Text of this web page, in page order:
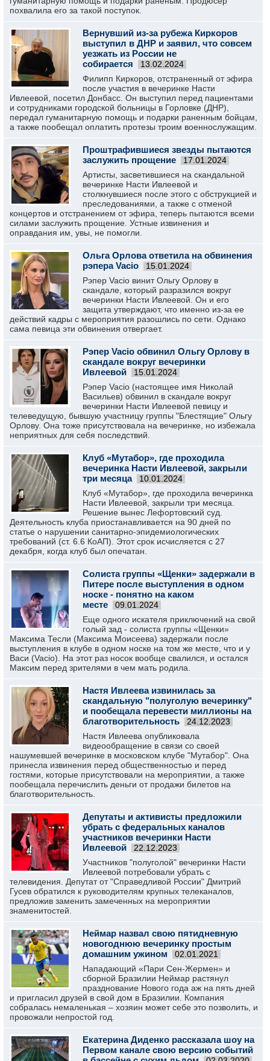
похвалила его за такой поступок.
Вернувший из-за рубежа Киркоров
выступил в ДНР и заявил, что совсем
уезжать из России не
собирается
13.02.2024
Филипп Киркоров, отстраненный от эфира
после участия в вечеринке Насти
Ивлеевой, посетил Донбасс. Он выступил перед пациентами
и сотрудниками городской больницы в Горловке (ДНР),
передал гуманитарную помощь и подарки раненным бойцам,
а также пообещал оплатить протезы троим военнослужащим.
Проштрафившиеся звезды пытаются
заслужить прощение
17.01.2024
Артисты, засветившиеся на скандальной
вечеринке Насти Ивлеевой и
столкнувшиеся после этого с обструкцией и
преследованиями, а также с отменой
концертов и отстранением от эфира, теперь пытаются всеми
силами заслужить прощение. Устные извинения и
оправдания им, увы, не помогли.
Ольга Орлова ответила на обвинения
рэпера Vacio
15.01.2024
Рэпер Vacio винит Ольгу Орлову в
скандале, который разразился вокруг
вечеринки Насти Ивлеевой. Он и его
защита утверждают, что именно из-за ее
действий кадры с мероприятия разошлись по сети. Однако
сама певица эти обвинения отвергает.
Рэпер Vacio обвинил Ольгу Орлову в
скандале вокруг вечеринки
Ивлеевой
15.01.2024
Рэпер Vacio (настоящее имя Николай
Васильев) обвинил в скандале вокруг
вечеринки Насти Ивлеевой певицу и
телеведущую, бывшую участницу группы "Блестящие" Ольгу
Орлову. Она тоже присутствовала на вечеринке, но избежала
неприятных для себя последствий.
Клуб «Мутабор», где проходила
вечеринка Насти Ивлеевой, закрыли
три месяца
10.01.2024
Клуб «Мутабор», где проходила вечеринка
Насти Ивлеевой, закрыли три месяца.
Решение вынес Лефортовский суд.
Деятельность клуба приостанавливается на 90 дней по
статье о нарушении санитарно-эпидемиологических
требований (ст. 6.6 КоАП). Этот срок исчисляется с 27
декабря, когда клуб был опечатан.
Солиста группы «Щенки» задержали в
Питере после выступления в одном
носке - понятно на каком
месте
09.01.2024
Еще одного искателя приключений на свой
голый зад - солиста группы «Щенки»
Максима Тесли (Максима Моисеева) задержали после
выступления в клубе в одном носке на том же месте, что и у
Васи (Vacio). На этот раз носок вообще свалился, и остался
Максим перед зрителями в чем мать родила.
Настя Ивлеева извинилась за
скандальную "полуголую вечеринку"
и пообещала перевести миллионы на
благотворительность
24.12.2023
Настя Ивлеева опубликовала
видеообращение в связи со своей
нашумевшей вечеринке в московском клубе "Мутабор". Она
принесла извинения перед общественностью и перед
гостями, которые присутствовали на мероприятии, а также
пообещала перечислить деньги от продажи билетов на
благотворительность.
Депутаты и активисты предложили
убрать с федеральных каналов
участников вечеринки Насти
Ивлеевой
22.12.2023
Участников "полуголой" вечеринки Насти
Ивлеевой потребовали убрать с
телевидения. Депутат от "Справедливой России" Дмитрий
Гусев обратился к руководителям крупных телеканалов,
предложив заменить замеченных на мероприятии
знаменитостей.
Неймар назвал свою пятидневную
новогоднюю вечеринку простым
домашним ужином
02.01.2021
Нападающий «Пари Сен-Жермен» и
сборной Бразилии Неймар растянул
празднование Нового года аж на пять дней
и пригласил друзей в свой дом в Бразилии. Компания
собралась немаленькая – хозяин может себе это позволить, и
провожали непростой год.
Екатерина Диденко рассказала шоу на
Первом канале свою версию событий